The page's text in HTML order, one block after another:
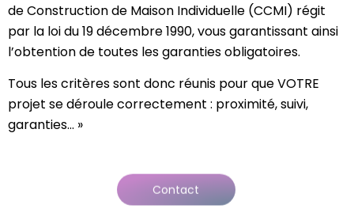
de Construction de Maison Individuelle (CCMI) régit
par la loi du 19 décembre 1990, vous garantissant ainsi
l’obtention de toutes les garanties obligatoires.
Tous les critères sont donc réunis pour que VOTRE
projet se déroule correctement : proximité, suivi,
garanties… »
Contact